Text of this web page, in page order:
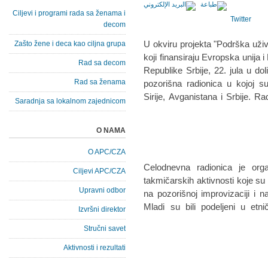
Twitter
U okviru projekta "Podrška
koji finansiraju Evropska unija
Republike Srbije, 22. jula u
pozorišna radionica u kojoj
Sirije, Avganistana i Srbije.
Celodnevna radionica je
takmičarskih aktivnosti koje
na pozorišnoj improvizaciji i
Mladi su bili podeljeni u
Ciljevi i programi rada sa ženama i
decom
Zašto žene i deca kao ciljna grupa
Rad sa decom
Rad sa ženama
Saradnja sa lokalnom zajednicom
O NAMA
O APC/CZA
Ciljevi APC/CZA
Upravni odbor
Izvršni direktor
Stručni savet
Aktivnosti i rezultati